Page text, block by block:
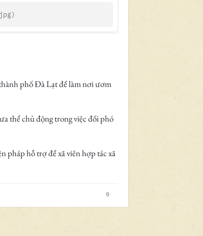
images717530_kt2.jpg)
phố Đà Lạt để làm nơi ươm
thể chủ động trong việc đối phó
pháp hỗ trợ để xã viên hợp tác xã
0